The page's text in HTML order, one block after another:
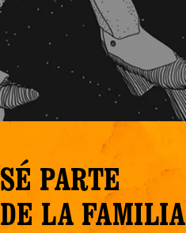
SÉ PARTE
DE LA FAMILIA